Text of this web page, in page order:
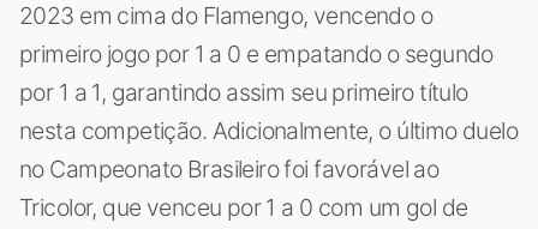
2023 em cima do Flamengo, vencendo o
primeiro jogo por 1 a 0 e empatando o segundo
por 1 a 1, garantindo assim seu primeiro título
nesta competição. Adicionalmente, o último duelo
no Campeonato Brasileiro foi favorável ao
Tricolor, que venceu por 1 a 0 com um gol de